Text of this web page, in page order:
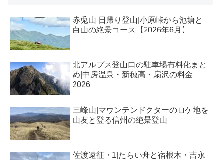
赤兎山 日帰り登山|小原峠から池塘と
白山の絶景コース【2026年6月】
北アルプス登山口の駐車場有料化まと
め|中房温泉・新穂高・扇沢の料金
2026
三峰山|マウンテンドクターのロケ地を
山友と登る信州の絶景登山
佐渡遠征・1|たらい舟と宿根木・吉永